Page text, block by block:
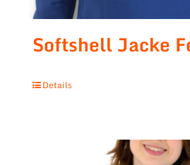
Softshell Jacke
Details